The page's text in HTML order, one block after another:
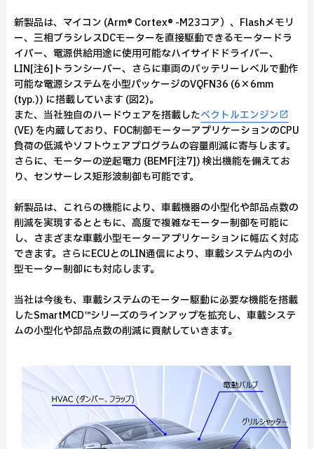
新製品は、マイコン (Arm® Cortex® -M23コア）、Flashメモリ
ー、三相ブラシレスDCモーターを直接駆動できるモータードラ
イバー、電源供給用途に使用可能なハイサイドドライバー、
LIN[注6]トランシーバー、さらに車両のバッテリーレベルで動作
可能な電源システムを小型パッケージのVQFN36 (6×6mm
(typ.)) に搭載しています (図2)。
また、当社独自のハードウェアを搭載したベクトルエンジン
(VE) を内蔵しており、FOC制御モーターアプリケーションのCPU
負荷の低減やソフトウェアプログラムの容量削減に寄与します。
さらに、モーターの逆起電力 (BEMF[注7]) 検出機能を備えてお
り、センサーレス矩形波制御も可能です。
新製品は、これらの機能により、車載機器の小型化や部品点数の
削減を実現するとともに、高度で複雑なモーター制御を可能に
し、さまざまな車載小型モーターアプリケーションに幅広く対応
できます。さらにECUとのLIN通信により、車載システム内の小
型モーター制御にも対応します。
当社は今後も、車載システムのモーター駆動に必要な機能を搭載
したSmartMCD™シリーズのラインアップを拡充し、車載システ
ムの小型化や部品点数の削減に貢献していきます。